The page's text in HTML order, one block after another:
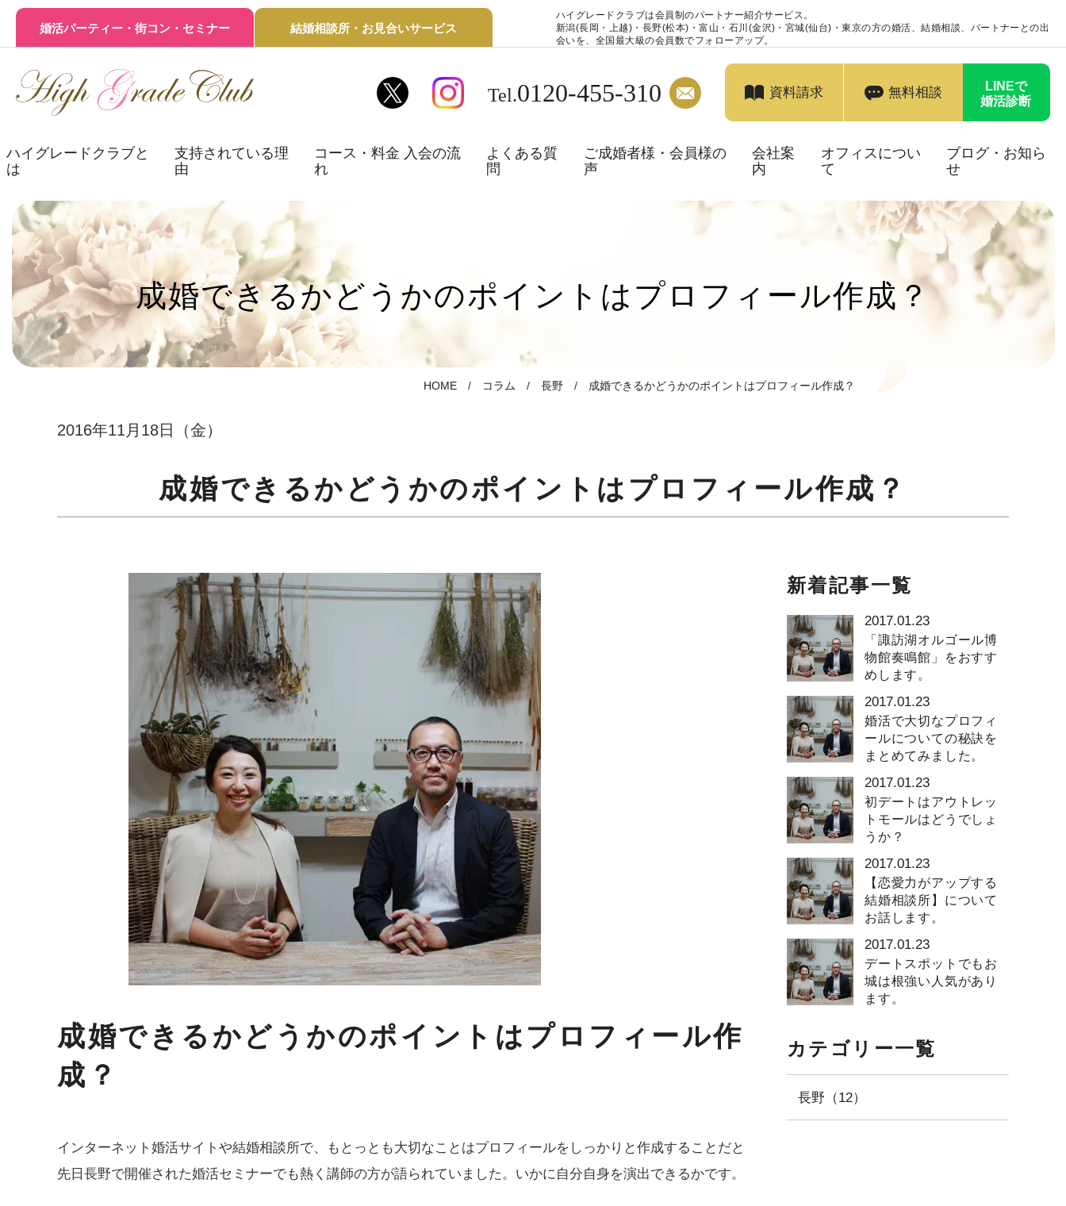
婚活パーティー・街コン・セミナー 結婚相談所・お見合いサービス
ハイグレードクラブは会員制のパートナー紹介サービス。
新潟(長岡・上越)・長野(松本)・富山・石川(金沢)・宮城(仙台)・東京の方の婚活、結婚相談、パートナーとの出
会いを、全国最大級の会員数でフォローアップ。
Tel.0120-455-310 資料請求 無料相談
LINEで
婚活診断
ハイグレードクラブと
は
支持されている理
由
コース・料金 入会の流
れ
よくある質
問
ご成婚者様・会員様の
声
会社案
内
オフィスについ
て
ブログ・お知ら
せ
成婚できるかどうかのポイントはプロフィール作成？
HOME コラム 長野 成婚できるかどうかのポイントはプロフィール作成？
2016年11月18日（金）
成婚できるかどうかのポイントはプロフィール作成？
成婚できるかどうかのポイントはプロフィール作
成？
インターネット婚活サイトや結婚相談所で、もとっとも大切なことはプロフィールをしっかりと作成することだと
先日長野で開催された婚活セミナーでも熱く講師の方が語られていました。いかに自分自身を演出できるかです。
新着記事一覧
2017.01.23
「諏訪湖オルゴール博
物館奏鳴館」をおすす
めします。
2017.01.23
婚活で大切なプロフィ
ールについての秘訣を
まとめてみました。
2017.01.23
初デートはアウトレッ
トモールはどうでしょ
うか？
2017.01.23
【恋愛力がアップする
結婚相談所】について
お話します。
2017.01.23
デートスポットでもお
城は根強い人気があり
ます。
カテゴリー一覧
長野（12）